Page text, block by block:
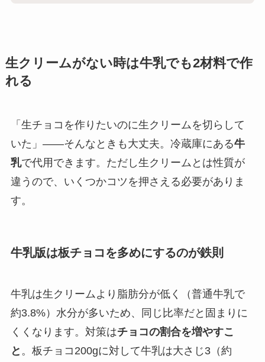
生クリームがない時は牛乳でも2材料で作
れる
「生チョコを作りたいのに生クリームを切らして
いた」——そんなときも大丈夫。冷蔵庫にある牛
乳で代用できます。ただし生クリームとは性質が
違うので、いくつかコツを押さえる必要がありま
す。
牛乳版は板チョコを多めにするのが鉄則
牛乳は生クリームより脂肪分が低く（普通牛乳で
約3.8%）水分が多いため、同じ比率だと固まりに
くくなります。対策はチョコの割合を増やすこ
と 。板チョコ200gに対して牛乳は大さじ3（約